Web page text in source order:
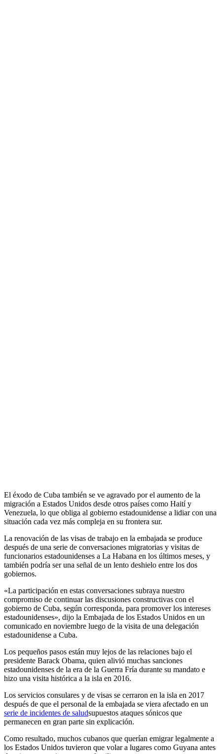
El éxodo de Cuba también se ve agravado por el aumento de la
migración a Estados Unidos desde otros países como Haití y
Venezuela, lo que obliga al gobierno estadounidense a lidiar con una
situación cada vez más compleja en su frontera sur.
La renovación de las visas de trabajo en la embajada se produce
después de una serie de conversaciones migratorias y visitas de
funcionarios estadounidenses a La Habana en los últimos meses, y
también podría ser una señal de un lento deshielo entre los dos
gobiernos.
«La participación en estas conversaciones subraya nuestro
compromiso de continuar las discusiones constructivas con el
gobierno de Cuba, según corresponda, para promover los intereses
estadounidenses», dijo la Embajada de los Estados Unidos en un
comunicado en noviembre luego de la visita de una delegación
estadounidense a Cuba.
Los pequeños pasos están muy lejos de las relaciones bajo el
presidente Barack Obama, quien alivió muchas sanciones
estadounidenses de la era de la Guerra Fría durante su mandato e
hizo una visita histórica a la isla en 2016.
Los servicios consulares y de visas se cerraron en la isla en 2017
después de que el personal de la embajada se viera afectado en un
serie de incidentes de saludsupuestos ataques sónicos que
permanecen en gran parte sin explicación.
Como resultado, muchos cubanos que querían emigrar legalmente a
los Estados Unidos tuvieron que volar a lugares como Guyana antes